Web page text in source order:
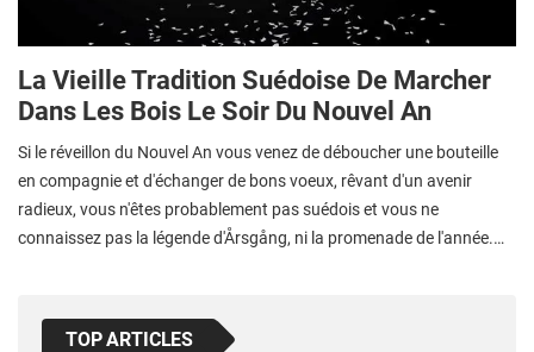
La Vieille Tradition Suédoise De Marcher
Dans Les Bois Le Soir Du Nouvel An
Si le réveillon du Nouvel An vous venez de déboucher une bouteille
en compagnie et d'échanger de bons voeux, rêvant d'un avenir
radieux, vous n'êtes probablement pas suédois et vous ne
connaissez pas la légende d'Årsgång, ni la promenade de l'année.…
TOP ARTICLES